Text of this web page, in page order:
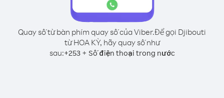
Quay số từ bàn phím quay số của Viber.Để gọi Djibouti
từ HOA KỲ, hãy quay số như
sau:+253+ Số điện thoại trong nước